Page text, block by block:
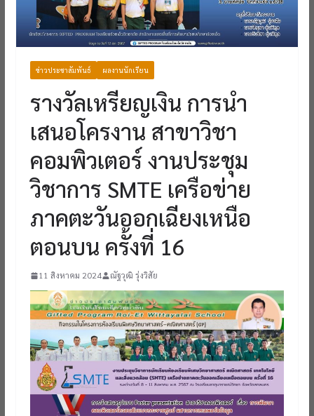
ข่าวประชาสัมพันธ์ ผลงานนักเรียน
รางวัลเหรียญเงิน การนำ
เสนอโครงาน สาขาวิชา
คอมพิวเตอร์ งานประชุม
วิชาการ SMTE เครือข่าย
ภาคตะวันออกเฉียงเหนือ
ตอนบน ครั้งที่ 16
11 สิงหาคม 2024 ณัฐวุฒิ รุ่งวิสัย